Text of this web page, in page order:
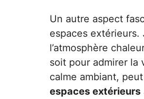
Un autre aspect
espaces
l’atmosphère
soit pour admirer la
calme ambiant,
espaces extérieurs